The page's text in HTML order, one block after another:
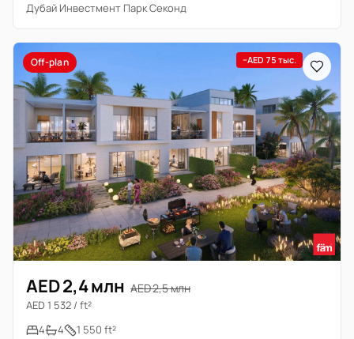
Дубай Инвестмент Парк Секонд
Off-plan −AED 75 тыс.
AED 2,4 млн AED 2,5 млн
AED 1 532 / ft²
4
4 1 550 ft²